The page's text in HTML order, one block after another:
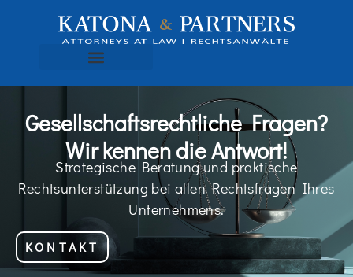
Gesellschaftsrechtliche Fragen?
Wir kennen die Antwort!
Strategische Beratung und praktische
Rechtsunterstützung bei allen Rechtsfragen Ihres
Unternehmens.
KONTAKT